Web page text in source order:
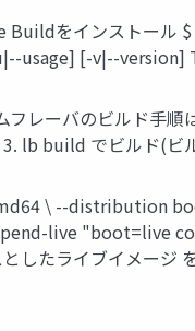
Buildをインスト
usage] [-v|--
レーバのビルド手
lb build でビルド(
\ --distribution
live "boot=live
たライブイメージ